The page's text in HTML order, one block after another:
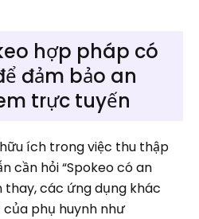
hợp pháp có
đảm bảo an
trực tuyến
ích trong việc thu thập
cần hỏi “Spokeo có an
thay, các ứng dụng khác
phụ huynh như